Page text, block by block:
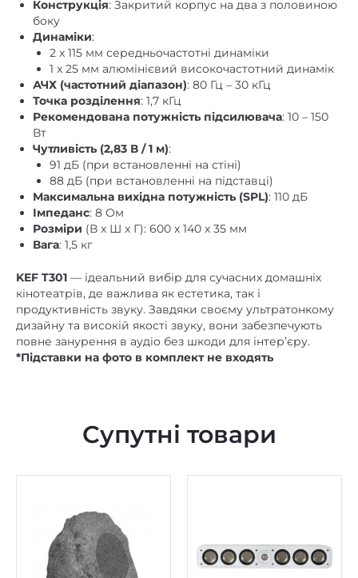
Динаміки:
2 x 115 мм середньочастотні динаміки
1 x 25 мм алюмінієвий високочастотний динамік
АЧХ (частотний діапазон) : 80 Гц – 30 кГц
Точка розділення: 1,7 кГц
Рекомендована потужність підсилювача
Вт
Чутливість (2,83 В / 1 м):
91 дБ (при встановленні на стіні)
88 дБ (при встановленні на підставці)
Максимальна вихідна потужність (SPL): 110 дБ
Імпеданс: 8 Ом
Розміри(В x Ш x Г): 600 x 140 x 35 мм
Вага: 1,5 кг
KEF T301— ідеальний вибір для сучасних домашніх
кінотеатрів, де важлива як естетика, так і
продуктивність звуку. Завдяки своєму ультратонкому
дизайну та високій якості звуку, вони забезпечують
повне занурення в аудіо без шкоди для інтер’єру.
*Підставки на фото в комплект не входять